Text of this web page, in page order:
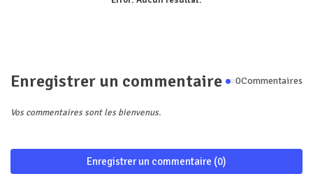
Enregistrer un commentaire 0Commentaires
Vos commentaires sont les bienvenus.
Enregistrer un commentaire (0)